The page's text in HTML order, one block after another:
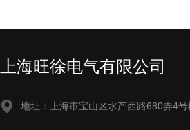
上海旺徐电气有限公司
地址：上海市宝山区水产西路680弄4号